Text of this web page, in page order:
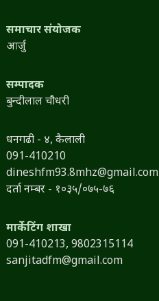
समाचार संयोजक
आर्जु
सम्पादक
बुन्दीलाल चौधरी
धनगढी - ४, कैलाली
091-410210
dineshfm93.8mhz@gmail.com
दर्ता नम्बर - १०३५/०७५-७६
मार्केटिंग शाखा
091-410213, 9802315114
sanjitadfm@gmail.com